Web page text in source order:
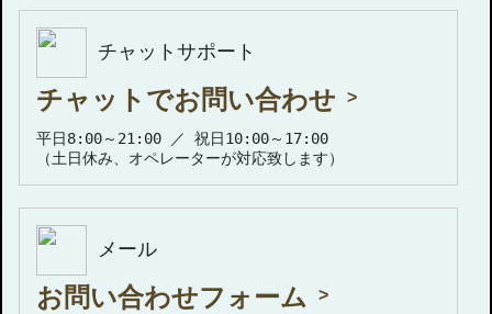
チャットサポート
チャットでお問い合わせ
平日8:00～21:00 ／ 祝日10:00～17:00
（土日休み、オペレーターが対応致します）
メール
お問い合わせフォーム